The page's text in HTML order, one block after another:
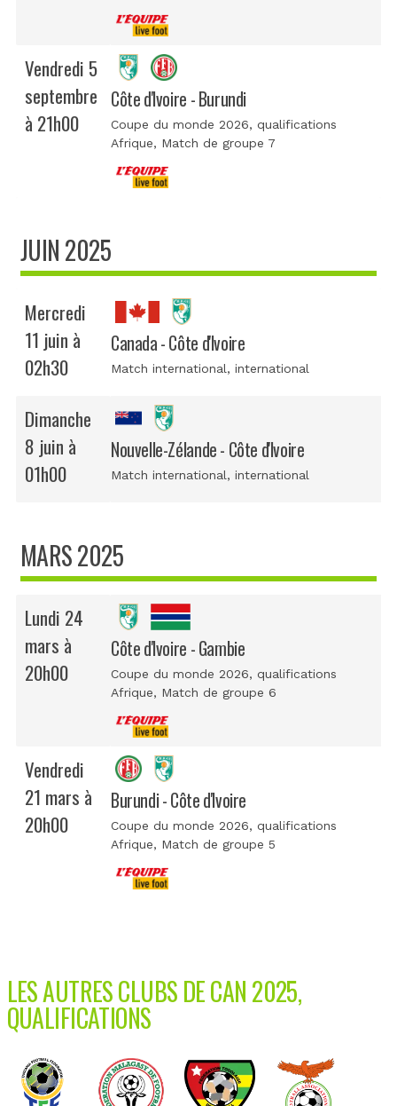
Vendredi 5
septembre
à 21h00
Côte d'Ivoire - Burundi
Coupe du monde 2026, qualifications
Afrique, Match de groupe 7
JUIN 2025
Mercredi
11 juin à
02h30
Canada - Côte d'Ivoire
Match international, international
Dimanche
8 juin à
01h00
Nouvelle-Zélande - Côte d'Ivoire
Match international, international
MARS 2025
Lundi 24
mars à
20h00
Côte d'Ivoire - Gambie
Coupe du monde 2026, qualifications
Afrique, Match de groupe 6
Vendredi
21 mars à
20h00
Burundi - Côte d'Ivoire
Coupe du monde 2026, qualifications
Afrique, Match de groupe 5
LES AUTRES CLUBS DE CAN 2025,
QUALIFICATIONS